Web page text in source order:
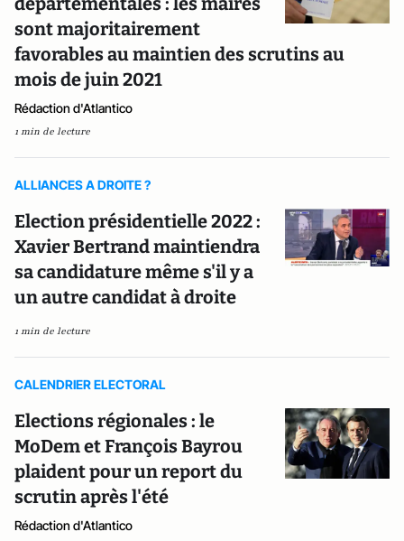
sont majoritairement
favorables au maintien des scrutins au
mois de juin 2021
Rédaction d'Atlantico
1 min de lecture
ALLIANCES A DROITE ?
Election présidentielle 2022 :
Xavier Bertrand maintiendra
sa candidature même s'il y a
un autre candidat à droite
1 min de lecture
CALENDRIER ELECTORAL
Elections régionales : le
MoDem et François Bayrou
plaident pour un report du
scrutin après l'été
Rédaction d'Atlantico